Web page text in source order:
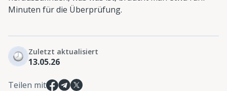
Minuten für die Überprüfung.
Zuletzt aktualisiert
13.05.26
Teilen mit